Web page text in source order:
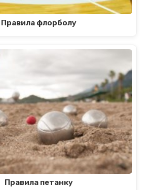
Правила флорболу
Правила петанку